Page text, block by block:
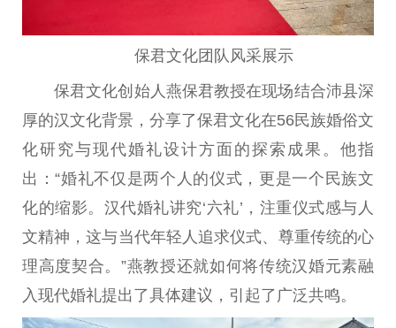
保君文化团队风采展示
保君文化创始人燕保君教授在现场结合沛县深
厚的汉文化背景，分享了保君文化在56民族婚俗文
化研究与现代婚礼设计方面的探索成果。他指
出：“婚礼不仅是两个人的仪式，更是一个民族文
化的缩影。汉代婚礼讲究‘六礼’，注重仪式感与人
文精神，这与当代年轻人追求仪式、尊重传统的心
理高度契合。”燕教授还就如何将传统汉婚元素融
入现代婚礼提出了具体建议，引起了广泛共鸣。